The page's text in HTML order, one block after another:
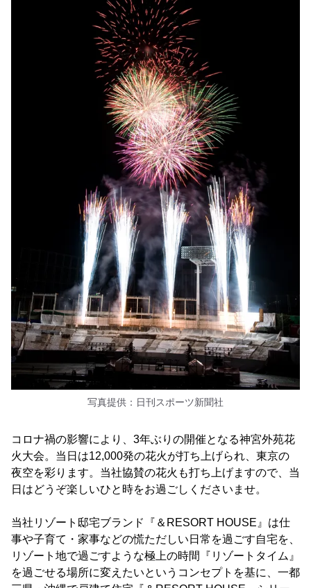
写真提供：日刊スポーツ新聞社
コロナ禍の影響により、3年ぶりの開催となる神宮外苑花
火大会。当日は12,000発の花火が打ち上げられ、東京の
夜空を彩ります。当社協賛の花火も打ち上げますので、当
日はどうぞ楽しいひと時をお過ごしくださいませ。
当社リゾート邸宅ブランド『＆RESORT HOUSE』は仕
事や子育て・家事などの慌ただしい日常を過ごす自宅を、
リゾート地で過ごすような極上の時間『リゾートタイム』
を過ごせる場所に変えたいというコンセプトを基に、一都